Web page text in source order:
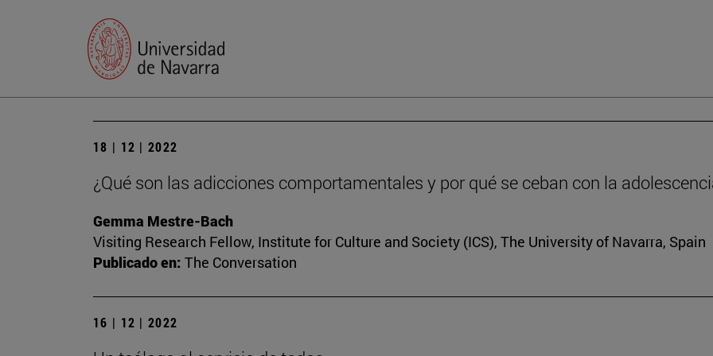
18 | 12 | 2022
¿Qué son las adicciones comportamentales y por qué se ceban con la
Gemma Mestre-Bach
Visiting Research Fellow, Institute for Culture and Society (ICS), The University of Navarra, Spain
Publicado en: The Conversation
16 | 12 | 2022